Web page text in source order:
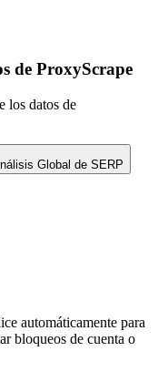
de ProxyScrape
los datos de
Global de SERP
automáticamente para
bloqueos de cuenta o